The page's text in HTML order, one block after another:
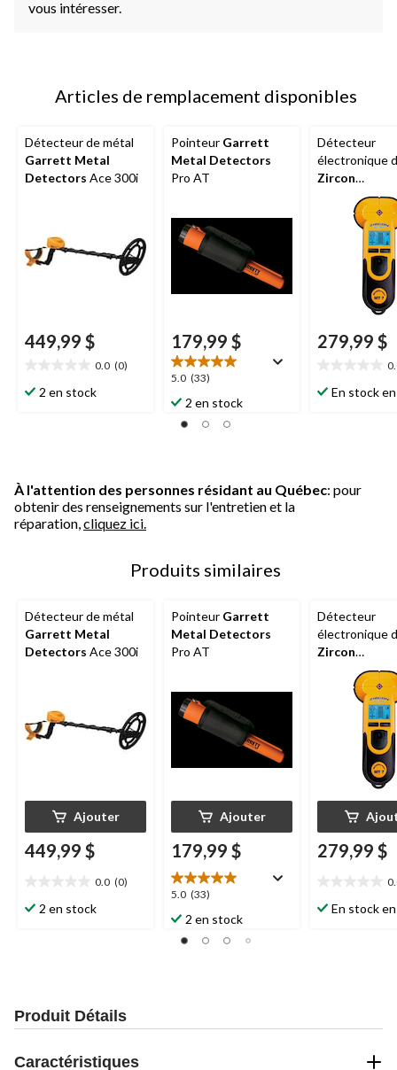
vous intéresser.
Articles de remplacement disponibles
Détecteur de métal
Garrett Metal
Detectors Ace 300i
449,99 $
0.0 (0)
étoile(s)
2 en stock
Pointeur Garrett
Metal Detectors
Pro AT
179,99 $
5.0 (33)
5.0
étoile(s)
sur
5.
2 en stock
Détecteur
électronique
Zircon
279,99 $
étoile(s)
En stock
À l'attention des personnes résidant au Québec: pour
obtenir des renseignements sur l'entretien et la
réparation, cliquez ici.
Produits similaires
Détecteur de métal
Garrett Metal
Detectors Ace 300i
Ajouter
449,99 $
0.0 (0)
étoile(s)
2 en stock
Pointeur Garrett
Metal Detectors
Pro AT
Ajouter
179,99 $
5.0 (33)
5.0
étoile(s)
sur
5.
2 en stock
Détecteur
électronique
Zircon
279,99 $
étoile(s)
En stock
Produit Détails
Caractéristiques